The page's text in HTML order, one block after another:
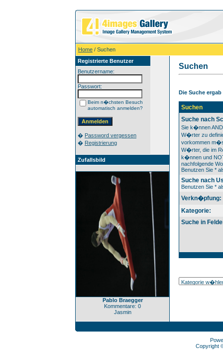
Home / Suchen
Registrierte Benutzer
Benutzername:
Passwort:
Beim n�chsten Besuch
automatisch anmelden?
� Password vergessen
� Registrierung
Zufallsbild
Pablo Braegger
Kommentare: 0
Jasmin
Suchen
Die Suche
Suchen
Suche nach
Sie k�nnen
W�rter zu
vorkommen
W�rter, die im
k�nnen und
nachfolgende
Benutzen Sie *
Suche nach
Benutzen Sie *
Verkn�pfung:
Kategorie:
Suche in
Copyright